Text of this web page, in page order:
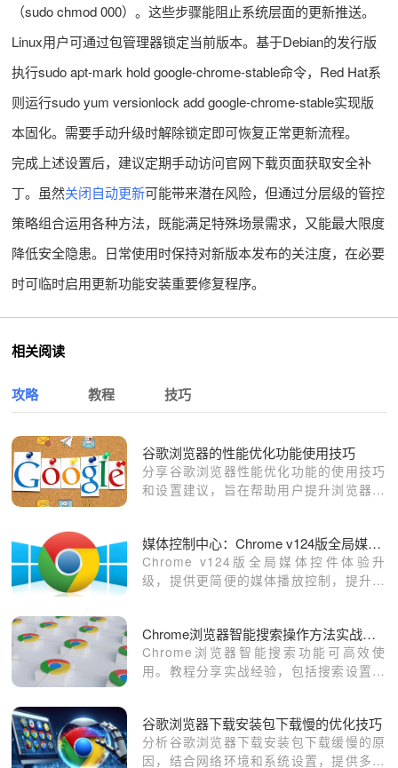
（sudo chmod 000）。这些步骤能阻止系统层面的更新推送。
Linux用户可通过包管理器锁定当前版本。基于Debian的发行版
执行sudo apt-mark hold google-chrome-stable命令，Red Hat系
则运行sudo yum versionlock add google-chrome-stable实现版
本固化。需要手动升级时解除锁定即可恢复正常更新流程。
完成上述设置后，建议定期手动访问官网下载页面获取安全补
丁。虽然关闭自动更新可能带来潜在风险，但通过分层级的管控
策略组合运用各种方法，既能满足特殊场景需求，又能最大限度
降低安全隐患。日常使用时保持对新版本发布的关注度，在必要
时可临时启用更新功能安装重要修复程序。
相关阅读
攻略 教程 技巧
谷歌浏览器的性能优化功能使用技巧
分享谷歌浏览器性能优化功能的使用技巧
和设置建议，旨在帮助用户提升浏览器性
媒体控制中心：Chrome v124版全局媒体控件体验
Chrome v124版全局媒体控件体验升
级，提供更简便的媒体播放控制，提升用
Chrome浏览器智能搜索操作方法实战经验教程
Chrome浏览器智能搜索功能可高效使
用。教程分享实战经验，包括搜索设置、
谷歌浏览器下载安装包下载慢的优化技巧
分析谷歌浏览器下载安装包下载缓慢的原
因，结合网络环境和系统设置，提供多种